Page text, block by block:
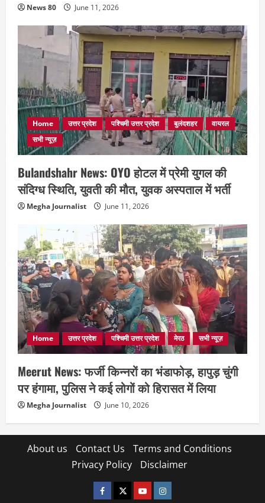
News 80 June 11, 2026
Home उत्तर प्रदेश पश्चिमी उत्तर प्रदेश बुलंदशहर
वायरल
सभी न्यूज़
Bulandshahr News: OYO होटल में प्रेमी युगल की
संदिग्ध स्थिति, युवती की मौत, युवक अस्पताल में भर्ती
Megha Journalist June 11, 2026
Home उत्तर प्रदेश पश्चिमी उत्तर प्रदेश मेरठ सभी न्यूज़
Meerut News: फर्जी किन्नरों का भंडाफोड़, हापुड़ चुंगी
पर हंगामा, पुलिस ने कई लोगों को हिरासत में लिया
Megha Journalist June 10, 2026
About us Contact Us
Terms and Conditions
Privacy Policy
Disclaimer
facebooktwitterYOUTUBE
instagram